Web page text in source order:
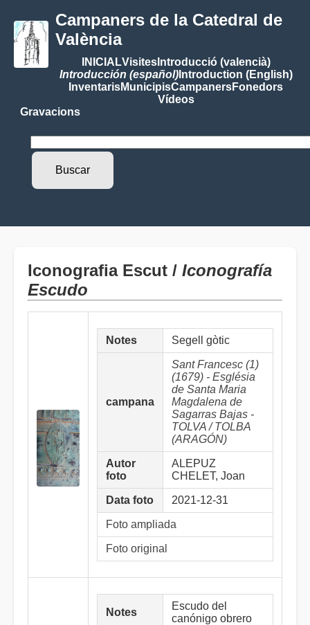
Campaners de la Catedral de
València
INICIALVisitesIntroducció (valencià)
Introducción (español)Introduction (English)
InventarisMunicipisCampanersFonedors
Vídeos
Gravacions
Iconografia Escut / Iconografía
Escudo
Notes Segell gòtic
campana
Sant Francesc (1)
(1679) - Església
de Santa Maria
Magdalena de
Sagarras Bajas -
TOLVA / TOLBA
(ARAGÓN)
Autor
foto
ALEPUZ
CHELET, Joan
Data foto 2021-12-31
Foto ampliada
Foto original
Notes
Escudo del
canónigo obrero